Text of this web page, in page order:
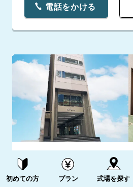
電話をかける
東都典範恵比寿ホール
東京都渋谷区東3-25-
資料請求する
初めての方 プラン 式場を探す